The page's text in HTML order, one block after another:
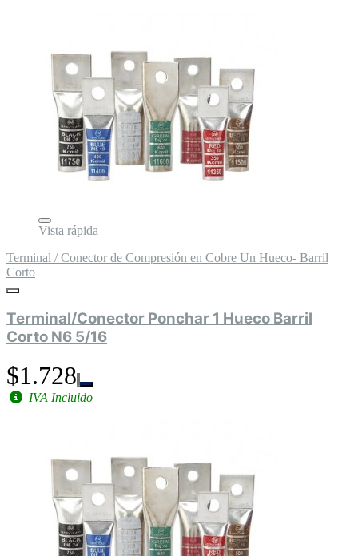
Vista rápida
Terminal / Conector de Compresión en Cobre Un Hueco- Barril
Corto
Terminal/Conector Ponchar 1 Hueco Barril
Corto N6 5/16
$1.728
IVA Incluido